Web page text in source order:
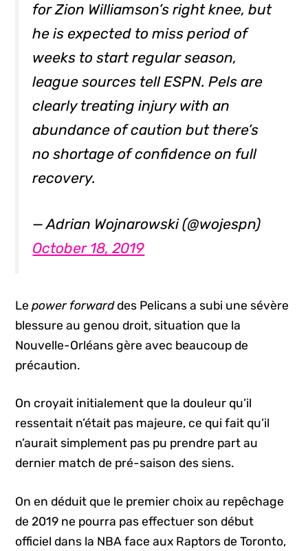
for Zion Williamson’s right knee, but
he is expected to miss period of
weeks to start regular season,
league sources tell ESPN. Pels are
clearly treating injury with an
abundance of caution but there’s
no shortage of confidence on full
recovery.
— Adrian Wojnarowski (@wojespn)
October 18, 2019
Lepower forwarddes Pelicans a subi une sévère
blessure au genou droit, situation que la
Nouvelle-Orléans gère avec beaucoup de
précaution.
On croyait initialement que la douleur qu’il
ressentait n’était pas majeure, ce qui fait qu’il
n’aurait simplement pas pu prendre part au
dernier match de pré-saison des siens.
On en déduit que le premier choix au repêchage
de 2019 ne pourra pas effectuer son début
officiel dans la NBA face aux Raptors de Toronto,